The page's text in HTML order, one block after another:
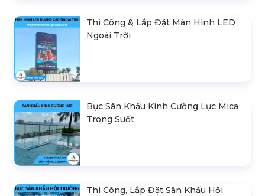
Thi Công & Lắp Đặt Màn Hình LED
Ngoài Trời
Bục Sân Khấu Kính Cường Lực Mica
Trong Suốt
Thi Công, Lắp Đặt Sân Khấu Hội